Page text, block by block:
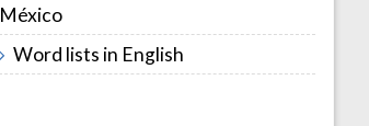
México
Word lists in English